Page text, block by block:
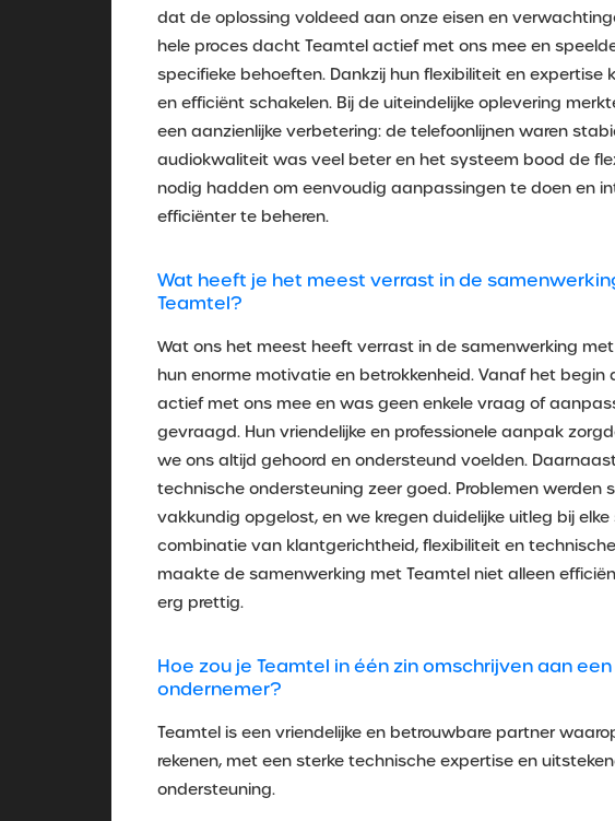
dat de oplossing voldeed aan onze eisen en
hele proces dacht Teamtel actief met ons mee en
specifieke behoeften. Dankzij hun flexibiliteit en expertise
en efficiënt schakelen. Bij de uiteindelijke oplevering
een aanzienlijke verbetering: de telefoonlijnen waren
audiokwaliteit was veel beter en het systeem bood de
nodig hadden om eenvoudig aanpassingen te doen en
efficiënter te beheren.
Wat heeft je het meest verrast in de
Teamtel?
Wat ons het meest heeft verrast in de samenwerking met
hun enorme motivatie en betrokkenheid. Vanaf het begin
actief met ons mee en was geen enkele vraag of
gevraagd. Hun vriendelijke en professionele aanpak
we ons altijd gehoord en ondersteund voelden.
technische ondersteuning zeer goed. Problemen werden
vakkundig opgelost, en we kregen duidelijke uitleg bij elke
combinatie van klantgerichtheid, flexibiliteit en
maakte de samenwerking met Teamtel niet alleen
erg prettig.
Hoe zou je Teamtel in één zin omschrijven aan
ondernemer?
Teamtel is een vriendelijke en betrouwbare partner
rekenen, met een sterke technische expertise en
ondersteuning.